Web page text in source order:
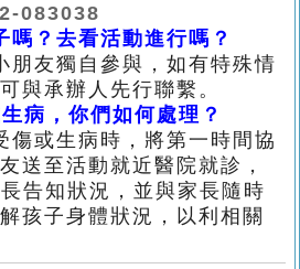
嗎？去看活動進行嗎？
友獨自參與，如有特殊情
與承辦人先行聯繫。
病，你們如何處理？
或生病時，將第一時間協
送至活動就近醫院就診，
告知狀況，並與家長隨時
孩子身體狀況，以利相關